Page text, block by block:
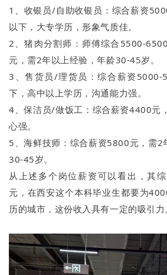
1、收银员/自助收银员：综合薪资
以下，大专学历，形象气质佳。
2、猪肉分割师：师傅综合5500-
元，需2年以上经验，年龄30-45岁。
3、售货员/理货员：综合薪资5000-
下，高中以上学历，沟通能力强。
4、保洁员/做饭工：综合薪资4400元
心强。
5、海鲜技师：综合薪资5800元，需2
30-45岁。
从上述多个岗位薪资可以看出，其
元，在西安这个本科毕业生都要为
历的城市，这份收入具有一定的吸引力